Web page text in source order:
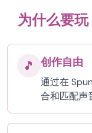
为什么要
🎵 创作自由
通过在
合和匹配声